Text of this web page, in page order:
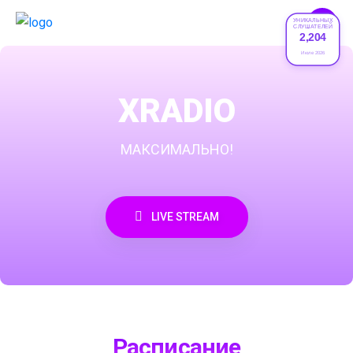
УНИКАЛЬНЫХ
СЛУШАТЕЛЕЙ
2,204
Июле 2026
XRADIO
МАКСИМАЛЬНО!
LIVE STREAM
Расписание